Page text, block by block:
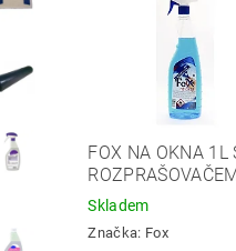
FOX NA OKNA 1L
Skladem
Značka: Fox